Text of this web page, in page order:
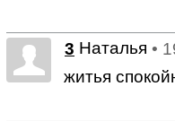
3 Наталья •
житья